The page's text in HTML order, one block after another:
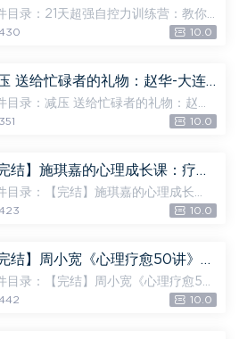
目录：21天超强自控力训练营：教你
步蜕变，掌握人生（完结），文件大
长从了解自己开...
10.0
减压 送给忙碌者的礼物：赵华-大连锦缘心理服务中心（全4讲·完整版），网盘下载(205.56M)
目录：减压 送给忙碌者的礼物：赵华-
锦缘心理服务中心（全4讲·完整
[52.90M] 网盘下载：...
351 10.0
【完结】施琪嘉的心理成长课：疗愈内在小孩，激活你内心的能量，网盘下载(470.22M)
目录：【完结】施琪嘉的心理成长
疗愈内在小孩，激活你内心的能量，
00.发刊词：拥抱内在小孩，...
10.0
【完结】周小宽《心理疗愈50讲》，网盘下载(634.48M)
目录：【完结】周小宽《心理疗愈50
文件大小：634.48M 【001】【发
10.0